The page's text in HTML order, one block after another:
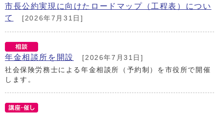
市長公約実現に向けたロードマップ（工程表）につい
て
[2026年7月31日]
年金相談所を開設
[2026年7月31日]
社会保険労務士による年金相談所（予約制）を市役所で開催
します。